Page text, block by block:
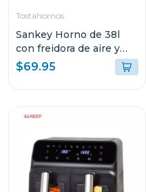
Tostahornos
Sankey Horno de 38l
con freidora de aire y
convección fro38011
$69.95